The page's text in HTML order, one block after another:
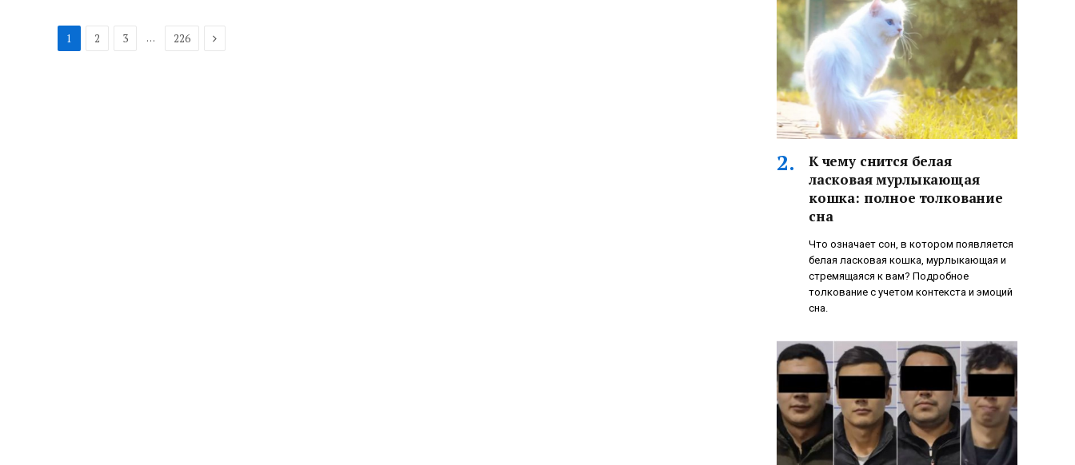
1 2 3 … 226 Next
К чему снится белая
ласковая мурлыкающая
кошка: полное толкование
сна
Что означает сон, в котором появляется
белая ласковая кошка, мурлыкающая и
стремящаяся к вам? Подробное
толкование с учетом контекста и эмоций
сна.